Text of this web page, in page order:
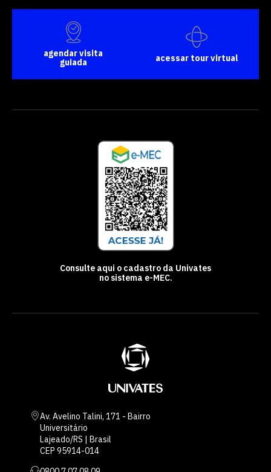
agendar visita
guiada
acessar tour virtual
Consulte aqui o cadastro da Univates
no sistema e-MEC.
Av. Avelino Talini, 171 - Bairro
Universitário
Lajeado/RS | Brasil
CEP 95914-014